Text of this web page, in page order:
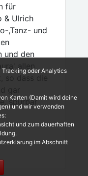
für
& Ulrich
,Tanz- und
und den
allen
so dass die
spürbar
oder Analytics
Karten (Damit wird deine
und wir verwenden
und zum dauerhaften
im Abschnitt